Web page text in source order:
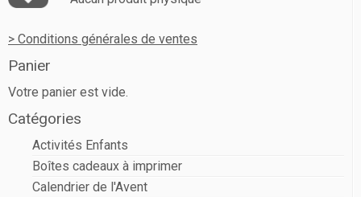
> Conditions générales de ventes
Panier
Votre panier est vide.
Catégories
Activités Enfants
Boîtes cadeaux à imprimer
Calendrier de l'Avent